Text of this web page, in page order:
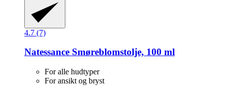
4.7 (7)
Natessance Smøreblomstolje, 100 ml
For alle hudtyper
For ansikt og bryst